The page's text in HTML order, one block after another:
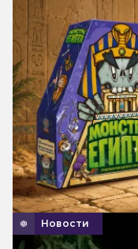
Новости